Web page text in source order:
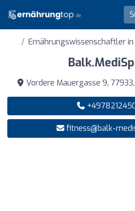
Ernährungswissenschaftler
Vordere Mauergasse 9,
fitness@balk-